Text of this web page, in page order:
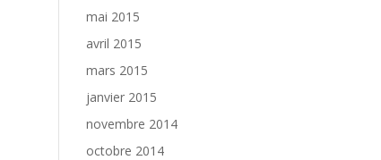
mai 2015
avril 2015
mars 2015
janvier 2015
novembre 2014
octobre 2014